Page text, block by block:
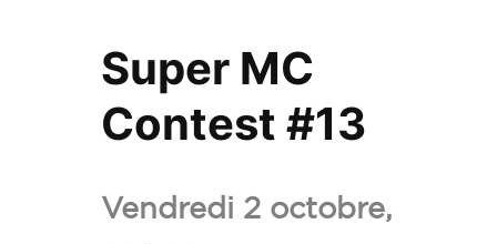
Super MC
Contest #13
Super
Vendredi 2 octobre,